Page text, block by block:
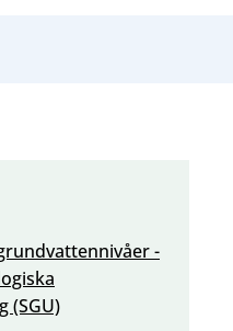
-
(SGU)